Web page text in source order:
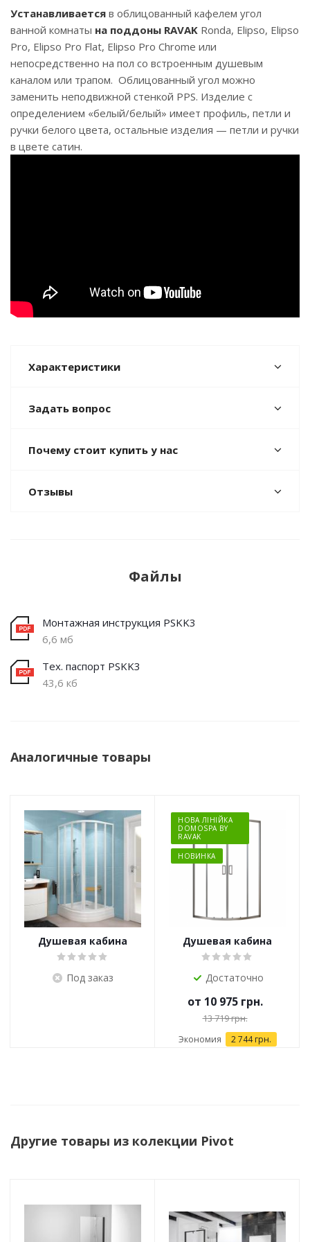
Устанавливается в облицованный кафелем угол
ванной комнаты на поддоны RAVAK Ronda, Elipso, Elipso
Pro, Elipso Pro Flat, Elipso Pro Chrome или
непосредственно на пол со встроенным душевым
каналом или трапом. Облицованный угол можно
заменить неподвижной стенкой PPS. Изделие с
определением «белый/белый» имеет профиль, петли и
ручки белого цвета, остальные изделия — петли и ручки
в цвете сатин.
Характеристики
Задать вопрос
Почему стоит купить у нас
Отзывы
Файлы
Монтажная инструкция PSKK3
6,6 мб
Тех. паспорт PSKK3
43,6 кб
Аналогичные товары
Душевая кабина
Ravak SKKP6
Под заказ
НОВА ЛІНІЙКА
DOMOSPA BY
RAVAK
НОВИНКА
Душевая кабина
SLCP4
Достаточно
от 10 975 грн.
13 719 грн.
Экономия 2 744 грн.
Другие товары из колекции Pivot